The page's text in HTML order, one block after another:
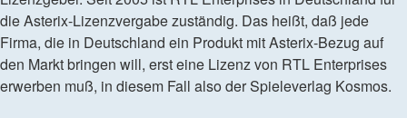
die Asterix-Lizenzvergabe zuständig. Das heißt, daß jede
Firma, die in Deutschland ein Produkt mit Asterix-Bezug auf
den Markt bringen will, erst eine Lizenz von RTL Enterprises
erwerben muß, in diesem Fall also der Spieleverlag Kosmos.